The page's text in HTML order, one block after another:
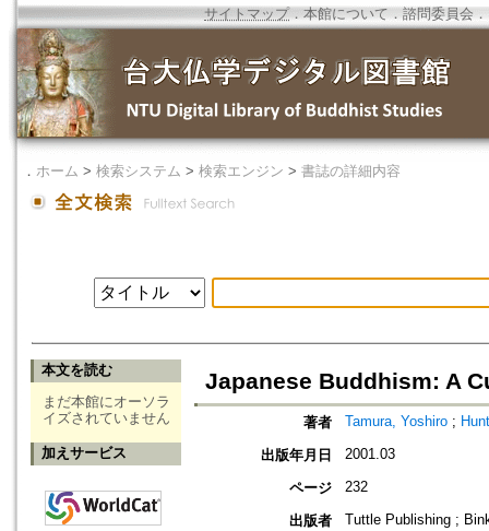
サイトマップ．本館について ． 諮問委員会 ．
． ホーム > 検索システム > 検索エンジン > 書誌の詳細内容
本文を読む
まだ本館にオーソラ
イズされていません
加えサービス
Japanese Buddhism: A
著者 Tamura, Yoshiro ;
出版年月日 2001.03
ページ 232
出版者 Tuttle Publishing ;